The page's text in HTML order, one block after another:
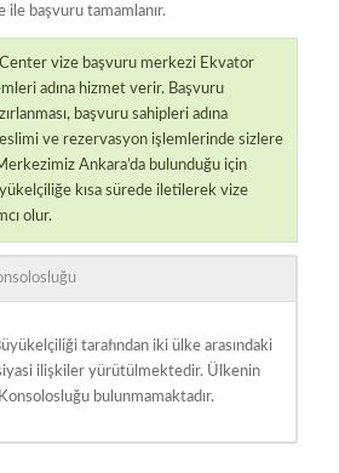
başvuru tamamlanır.
Center vize başvuru merkezi Ekvator
adına hizmet verir. Başvuru
başvuru sahipleri adına
ve rezervasyon işlemlerinde sizlere
Ankara’da bulunduğu için
kısa sürede iletilerek vize
olur.
tarafından iki ülke arasındaki
ilişkiler yürütülmektedir. Ülkenin
bulunmamaktadır.